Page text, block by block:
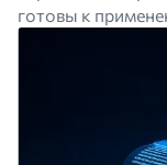
готовы к